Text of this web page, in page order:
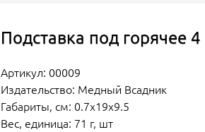
Подставка под горячее
Артикул: 00009
Издательство: Медный Всадник
Габариты, см: 0.7x19x9.5
Вес, единица: 71 г, шт